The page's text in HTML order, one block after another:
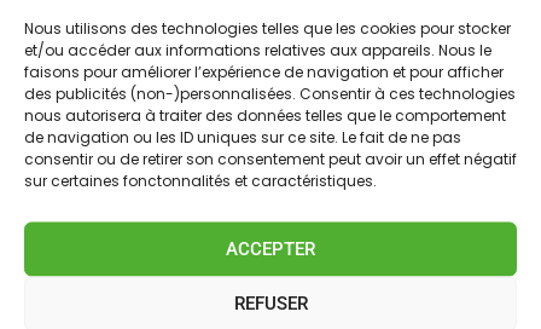
Nous utilisons des technologies telles que les cookies pour stocker
et/ou accéder aux informations relatives aux appareils. Nous le
faisons pour améliorer l’expérience de navigation et pour afficher
des publicités (non-)personnalisées. Consentir à ces technologies
nous autorisera à traiter des données telles que le comportement
de navigation ou les ID uniques sur ce site. Le fait de ne pas
consentir ou de retirer son consentement peut avoir un effet négatif
sur certaines fonctonnalités et caractéristiques.
ACCEPTER
REFUSER
Colnago V5Rs